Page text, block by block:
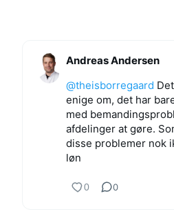
Andreas Andersen
@theisborregaard
enige om, det har
med
afdelinger at gøre.
disse problemer nok
løn
0 0